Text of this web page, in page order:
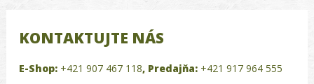
KONTAKTUJTE NÁS
E-Shop: +421 907 467 118, Predajňa: +421 917 964 555